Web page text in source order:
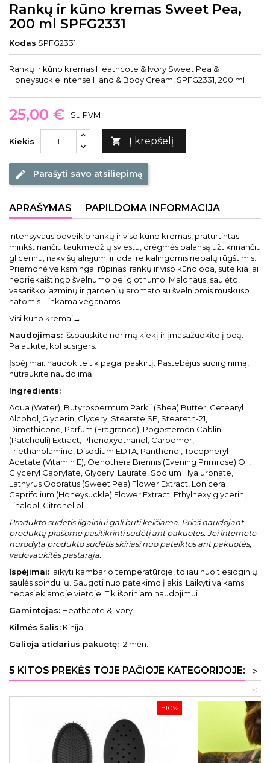
Rankų ir kūno kremas Sweet Pea,
200 ml SPFG2331
Kodas SPFG2331
Rankų ir kūno kremas Heathcote & Ivory Sweet Pea &
Honeysuckle Intense Hand & Body Cream, SPFG2331, 200 ml
25,00 € Su PVM
Kiekis  Į krepšelį
edit Parašyti savo atsiliepimą
APRAŠYMAS PAPILDOMA INFORMACIJA
Intensyvaus poveikio rankų ir viso kūno kremas, praturtintas
minkštinančiu taukmedžių sviestu, drėgmės balansą užtikrinančiu
glicerinu, nakvišų aliejumi ir odai reikalingomis riebalų rūgštimis.
Priemonė veiksmingai rūpinasi rankų ir viso kūno oda, suteikia jai
nepriekaištingo švelnumo bei glotnumo. Malonaus, saulėto,
vasariško jazminų ir gardenijų aromato su švelniomis muskuso
natomis. Tinkama veganams.
Visi kūno kremai→
Naudojimas: išspauskite norimą kiekį ir įmasažuokite į odą.
Palaukite, kol susigers.
Įspėjimai: naudokite tik pagal paskirtį. Pastebėjus sudirginimą,
nutraukite naudojimą.
Ingredients:
Aqua (Water), Butyrospermum Parkii (Shea) Butter, Cetearyl
Alcohol, Glycerin, Glyceryl Stearate SE, Steareth-21,
Dimethicone, Parfum (Fragrance), Pogostemon Cablin
(Patchouli) Extract, Phenoxyethanol, Carbomer,
Triethanolamine, Disodium EDTA, Panthenol, Tocopheryl
Acetate (Vitamin E), Oenothera Biennis (Evening Primrose) Oil,
Glyceryl Caprylate, Glyceryl Laurate, Sodium Hyaluronate,
Lathyrus Odoratus (Sweet Pea) Flower Extract, Lonicera
Caprifolium (Honeysuckle) Flower Extract, Ethylhexylglycerin,
Linalool, Citronellol.
Produkto sudėtis ilgainiui gali būti keičiama. Prieš naudojant
produktą prašome pasitikrinti sudėtį ant pakuotės. Jei internete
nurodyta produkto sudėtis skiriasi nuo pateiktos ant pakuotės,
vadovaukitės pastarąja.
Įspėjimai: laikyti kambario temperatūroje, toliau nuo tiesioginių
saulės spindulių. Saugoti nuo patekimo į akis. Laikyti vaikams
nepasiekiamoje vietoje. Tik išoriniam naudojimui.
Gamintojas: Heathcote & Ivory.
Kilmės šalis: Kinija.
Galioja atidarius pakuotę:12 mėn.
5 KITOS PREKĖS TOJE PAČIOJE KATEGORIJOJE:
>
<
−10%